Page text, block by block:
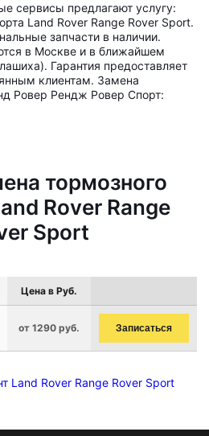
сервисы предлагают услугу:
Land Rover Range Rover Sport.
запчасти в наличии.
в Москве и в ближайшем
Гарантия предоставляет
клиентам. Замена
Ровер Рендж Ровер Спорт:
тормозного
Rover Range
Sport
Цена в Руб.
от 1290 руб. Записаться
Land Rover Range Rover Sport